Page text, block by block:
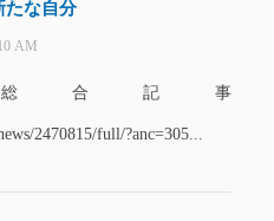
たな自分
AM
合記事
2470815/full/?anc=305...